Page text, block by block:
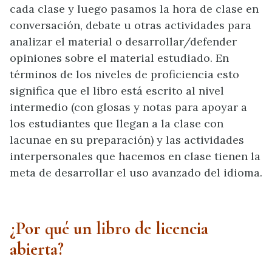
cada clase y luego pasamos la hora de clase en
conversación, debate u otras actividades para
analizar el material o desarrollar/defender
opiniones sobre el material estudiado. En
términos de los niveles de proficiencia esto
significa que el libro está escrito al nivel
intermedio (con glosas y notas para apoyar a
los estudiantes que llegan a la clase con
lacunae en su preparación) y las actividades
interpersonales que hacemos en clase tienen la
meta de desarrollar el uso avanzado del idioma.
¿Por qué un libro de licencia
abierta?